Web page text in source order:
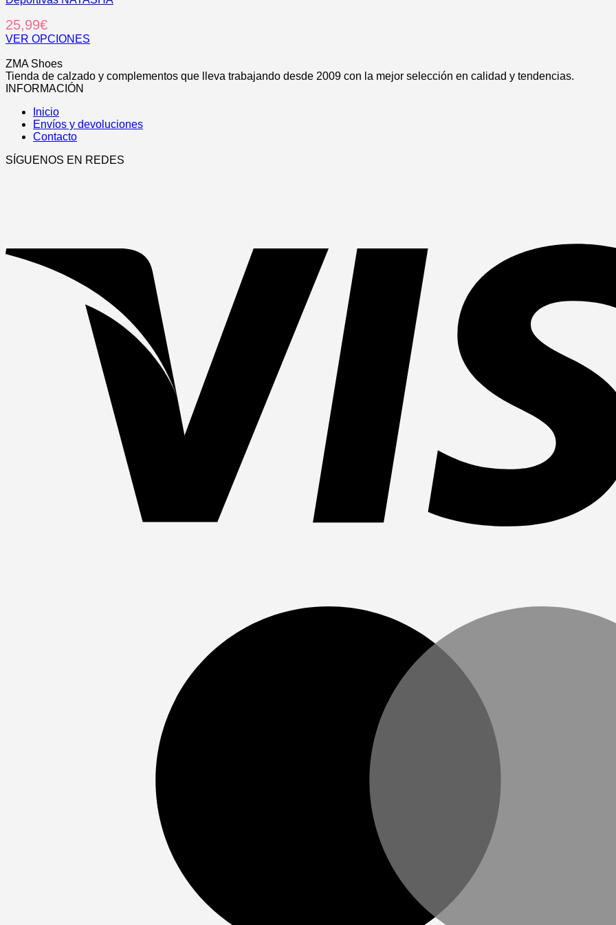
en
la
de
producto
variantes.
Las
se
pueden
elegir
página
25,99€
VER OPCIONES
producto
tiene
múltiples
Las
opciones
elegir
ZMA Shoes
Tienda de calzado y complementos que lleva trabajando desde 2009 con la mejor selección en calidad y tendencias.
INFORMACIÓN
Inicio
Envíos y devoluciones
Contacto
SÍGUENOS EN REDES